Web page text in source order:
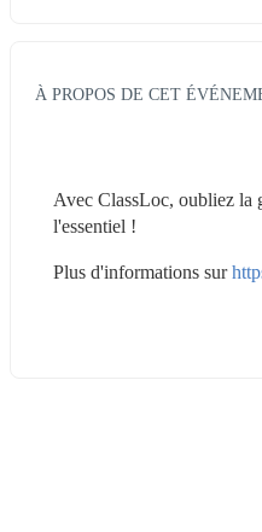
À PROPOS DE CET
Avec ClassLoc, oubliez la
l'essentiel !
Plus d'informations sur